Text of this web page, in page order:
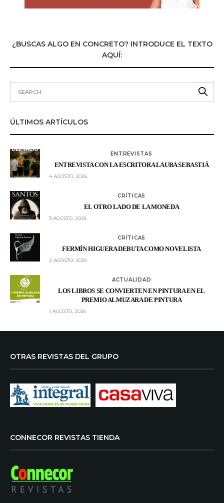
¿BUSCAS ALGO EN CONCRETO? INTRODUCE EL TEXTO
AQUÍ:
ÚLTIMOS ARTÍCULOS
ENTREVISTAS
ENTREVISTA CON LA ESCRITORA LAURA SEBASTIÁ
4 AGOSTO, 2026
CRÍTICAS
EL OTRO LADO DE LA MONEDA
3 AGOSTO, 2026
CRÍTICAS
FERMÍN HIGUERA DEBUTA COMO NOVELISTA
2 AGOSTO, 2026
ACTUALIDAD
LOS LIBROS SE CONVIERTEN EN PINTURA EN EL
PREMIO ALMUZARA DE PINTURA
1 AGOSTO, 2026
OTRAS REVISTAS DEL GRUPO
CONNECOR REVISTAS TIENDA